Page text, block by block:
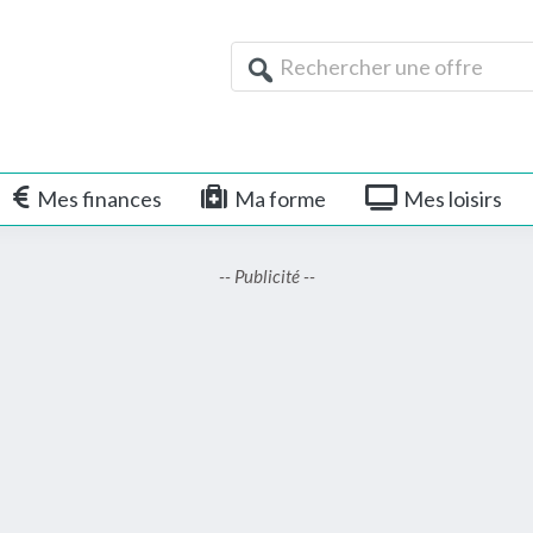
Rechercher
une
Mes finances Ma forme Mes loisirs
-- Publicité --